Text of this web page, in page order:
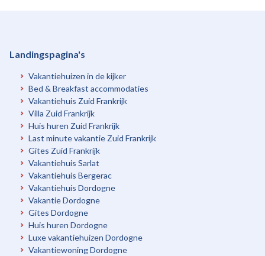
Landingspagina's
Vakantiehuizen in de kijker
Bed & Breakfast accommodaties
Vakantiehuis Zuid Frankrijk
Villa Zuid Frankrijk
Huis huren Zuid Frankrijk
Last minute vakantie Zuid Frankrijk
Gites Zuid Frankrijk
Vakantiehuis Sarlat
Vakantiehuis Bergerac
Vakantiehuis Dordogne
Vakantie Dordogne
Gites Dordogne
Huis huren Dordogne
Luxe vakantiehuizen Dordogne
Vakantiewoning Dordogne